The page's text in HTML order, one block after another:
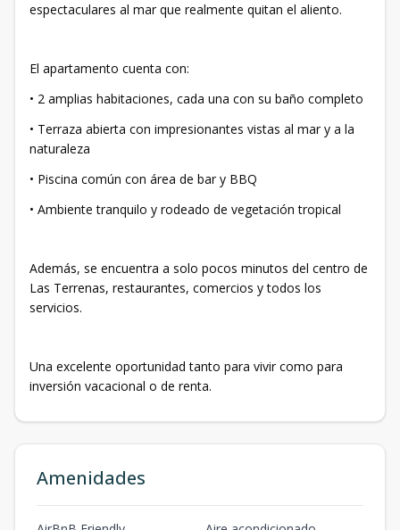
espectaculares al mar que realmente quitan el aliento.
El apartamento cuenta con:
• 2 amplias habitaciones, cada una con su baño completo
• Terraza abierta con impresionantes vistas al mar y a la
naturaleza
• Piscina común con área de bar y BBQ
• Ambiente tranquilo y rodeado de vegetación tropical
Además, se encuentra a solo pocos minutos del centro de
Las Terrenas, restaurantes, comercios y todos los
servicios.
Una excelente oportunidad tanto para vivir como para
inversión vacacional o de renta.
Amenidades